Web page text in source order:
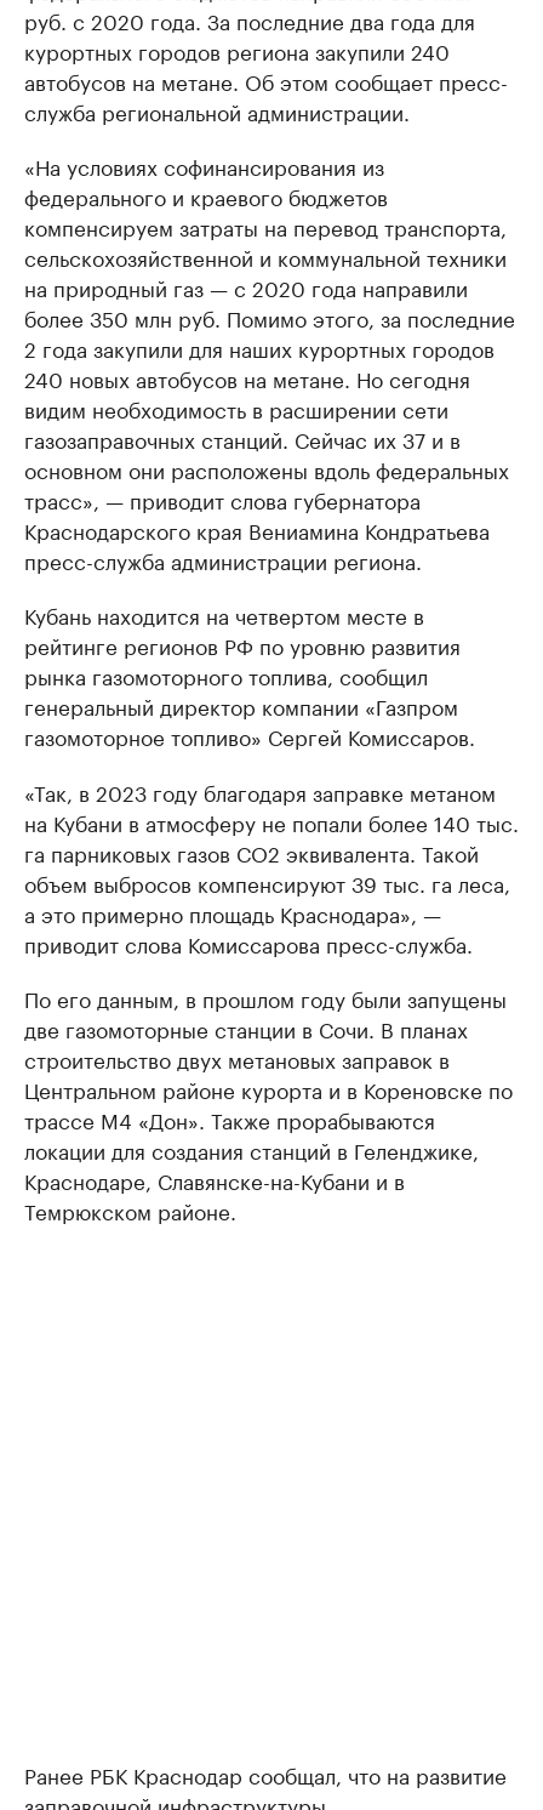
руб. с 2020 года. За последние два года для
курортных городов региона закупили 240
автобусов на метане. Об этом сообщает пресс-
служба региональной администрации.
«На условиях софинансирования из
федерального и краевого бюджетов
компенсируем затраты на перевод транспорта,
сельскохозяйственной и коммунальной техники
на природный газ — с 2020 года направили
более 350 млн руб. Помимо этого, за последние
2 года закупили для наших курортных городов
240 новых автобусов на метане. Но сегодня
видим необходимость в расширении сети
газозаправочных станций. Сейчас их 37 и в
основном они расположены вдоль федеральных
трасс», — приводит слова губернатора
Краснодарского края Вениамина Кондратьева
пресс-служба администрации региона.
Кубань находится на четвертом месте в
рейтинге регионов РФ по уровню развития
рынка газомоторного топлива, сообщил
генеральный директор компании «Газпром
газомоторное топливо» Сергей Комиссаров.
«Так, в 2023 году благодаря заправке метаном
на Кубани в атмосферу не попали более 140 тыс.
га парниковых газов СО2 эквивалента. Такой
объем выбросов компенсируют 39 тыс. га леса,
а это примерно площадь Краснодара», —
приводит слова Комиссарова пресс-служба.
По его данным, в прошлом году были запущены
две газомоторные станции в Сочи. В планах
строительство двух метановых заправок в
Центральном районе курорта и в Кореновске по
трассе М4 «Дон». Также прорабываются
локации для создания станций в Геленджике,
Краснодаре, Славянске-на-Кубани и в
Темрюкском районе.
Ранее РБК Краснодар сообщал, что на развитие